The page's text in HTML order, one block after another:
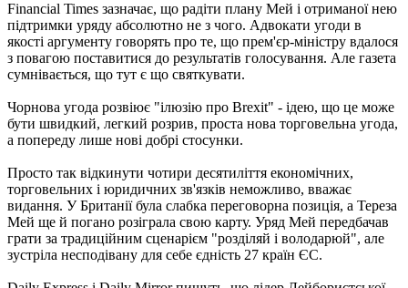
Financial Times зазначає, що радіти плану Мей і отриманої нею
підтримки уряду абсолютно не з чого. Адвокати угоди в
якості аргументу говорять про те, що прем'єр-міністру вдалося
з повагою поставитися до результатів голосування. Але газета
сумнівається, що тут є що святкувати.
Чорнова угода розвіює "ілюзію про Brexit" - ідею, що це може
бути швидкий, легкий розрив, проста нова торговельна угода,
а попереду лише нові добрі стосунки.
Просто так відкинути чотири десятиліття економічних,
торговельних і юридичних зв'язків неможливо, вважає
видання. У Британії була слабка переговорна позиція, а Тереза ​​
Мей ще й погано розіграла свою карту. Уряд Мей передбачав
грати за традиційним сценарієм "розділяй і володарюй", але
зустріла несподівану для себе єдність 27 країн ЄС.